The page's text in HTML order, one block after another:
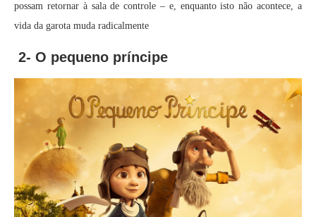
possam retornar à sala de controle – e, enquanto isto não acontece, a
vida da garota muda radicalmente
2- O pequeno príncipe